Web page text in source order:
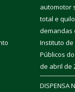
automotor
total e
demandas
Instituto de
Públicos do
de abril de
DISPENSA